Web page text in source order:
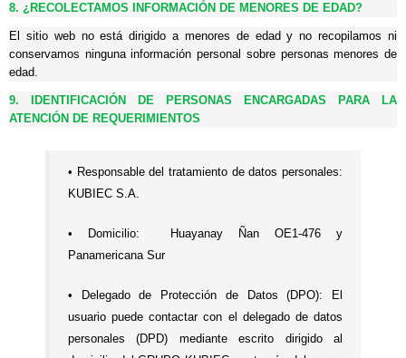
8. ¿RECOLECTAMOS I NFORMACIÓN DE MENORES DE EDAD?
El sitio web no está dirigido a menores de edad y no recopilamos ni
conservamos ninguna información personal sobre personas menores de
edad.
9. IDENTIFICACIÓN DE PERSONAS ENCARGADAS PARA LA
ATENCIÓN DE REQUERIMIENTOS
• Responsable del tratamiento de datos personales:
KUBIEC S.A.
• Domicilio: Huayanay Ñan OE1-476 y
Panamericana Sur
• Delegado de Protección de Datos (DPO): El
usuario puede contactar con el delegado de datos
personales (DPD) mediante escrito dirigido al